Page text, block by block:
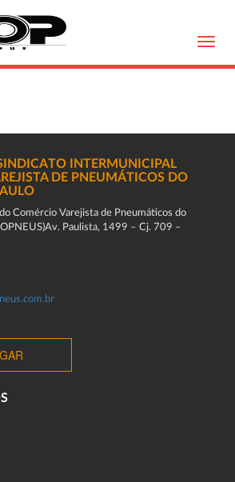
INTERMUNICIPAL
DE PNEUMÁTICOS DO
Comércio Varejista de Pneumáticos do
Paulista, 1499 – Cj. 709 –